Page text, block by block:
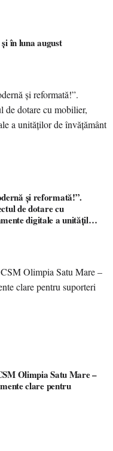
în luna august
și reformată!”.
de dotare cu
digitale a unităților
Olimpia Satu Mare –
clare pentru